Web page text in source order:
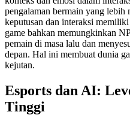
pengalaman bermain yang lebih
keputusan dan interaksi
game bahkan memungkinkan
pemain di masa lalu dan
depan. Hal ini membuat dunia
kejutan.
Esports dan AI:
Tinggi